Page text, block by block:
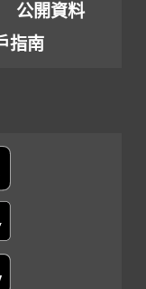
公開資料
指南